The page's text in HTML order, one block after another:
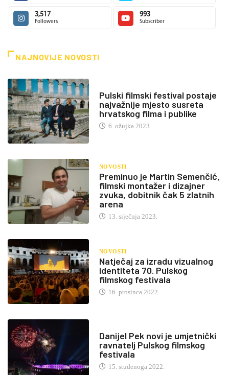
3,517
Followers
993
Subscriber
NAJNOVIJE NOVOSTI
Pulski filmski festival postaje
najvažnije mjesto susreta
hrvatskog filma i publike
6. ožujka 2023.
NOVOSTI
Preminuo je Martin Semenčić,
filmski montažer i dizajner
zvuka, dobitnik čak 5 zlatnih
arena
13. siječnja 2023.
NOVOSTI
Natječaj za izradu vizualnog
identiteta 70. Pulskog
filmskog festivala
16. prosinca 2022.
Danijel Pek novi je umjetnički
ravnatelj Pulskog filmskog
festivala
15. studenoga 2022.